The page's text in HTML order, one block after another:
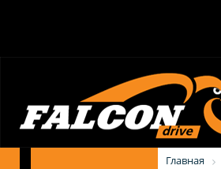
Главная